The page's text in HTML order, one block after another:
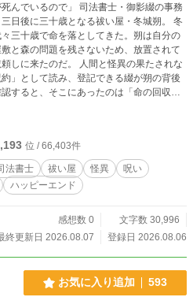
」 司法書士・御影綴の事務
日後に三十歳となる祓い屋・冬城朔。 冬
三十歳で命を落としてきた。朔は自分の
と森の問題を残さないため、放置されて
。 人間と怪異の果たされな
」として読み、登記できる綴が朔の背後
すると、そこにあったのは「命の回収」
の返還」という文字だった。 あなたが
、どこにもない。 真相を調べるた
で呪約を仮登記する。だが空欄にしたは
、朔の妹・澪の名前で埋められてしまっ
負うため、綴は呪いを自分の身体へ移
前に残した戸籍、未提出書類、森の登記
はなく、冬城家が怪異から借りた力を私物
人を差し出せば、町は守ら
を受け入れてきた祓い屋の、現代怪異×相続
実務×男女バディミステリー。 全八話完結。
位 / 66,403件
法書士 祓い屋 怪異
呪い
ハッピーエンド
感想数 0
文字数 30,996
終更新日 2026.08.07
登録日 2026.08.06
お気に入り追加 593